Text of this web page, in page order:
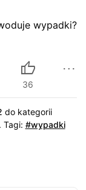
wypadki?
36
do kategorii
Tagi: #wypadki